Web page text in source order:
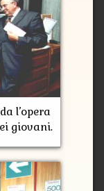
l’opera
giovani.